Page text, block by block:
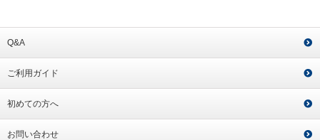
Q&A
ご利用ガイド
初めての方へ
お問い合わせ